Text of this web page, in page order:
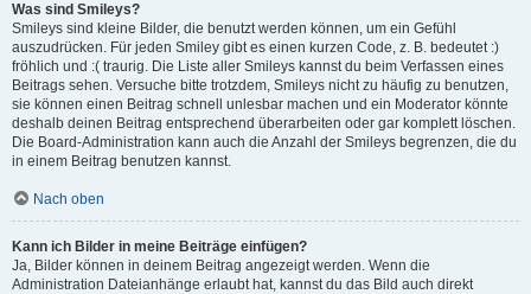
Was sind Smileys?
Smileys sind kleine Bilder, die benutzt werden können, um ein Gefühl
auszudrücken. Für jeden Smiley gibt es einen kurzen Code, z. B. bedeutet :)
fröhlich und :( traurig. Die Liste aller Smileys kannst du beim Verfassen eines
Beitrags sehen. Versuche bitte trotzdem, Smileys nicht zu häufig zu benutzen,
sie können einen Beitrag schnell unlesbar machen und ein Moderator könnte
deshalb deinen Beitrag entsprechend überarbeiten oder gar komplett löschen.
Die Board-Administration kann auch die Anzahl der Smileys begrenzen, die du
in einem Beitrag benutzen kannst.
Nach oben
Kann ich Bilder in meine Beiträge einfügen?
Ja, Bilder können in deinem Beitrag angezeigt werden. Wenn die
Administration Dateianhänge erlaubt hat, kannst du das Bild auch direkt